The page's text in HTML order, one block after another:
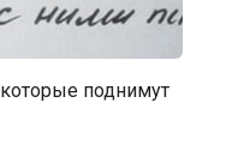
поднимут